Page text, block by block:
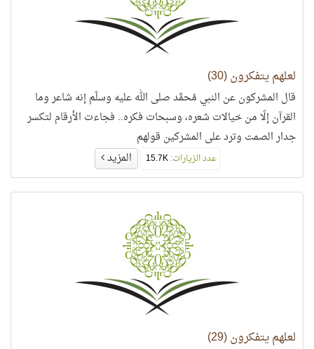
لعلهم يتفكرون (30)
قال المشركون عن النبي مُحمَّد صلى الله عليه وسلّم إنه شاعر وما
القرآن إلّا من خيالات شعره، وسبحات فكره.. فجاءت الأرقام لتكسر
جدار الصمت وترد على المشركين قولهم
عدد الزيارات:15.7K المزيد
لعلهم يتفكرون (29)